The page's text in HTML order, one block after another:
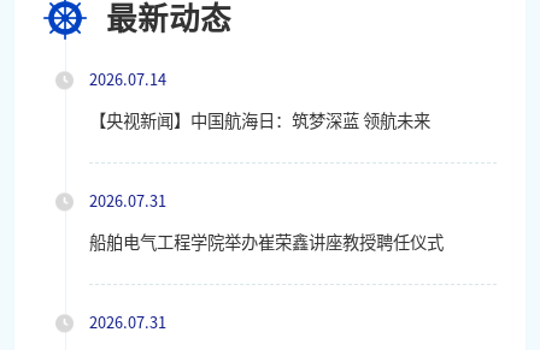
最新动态
2026.07.14
【央视新闻】中国航海日：筑梦深蓝 领航未来
2026.07.31
船舶电气工程学院举办崔荣鑫讲座教授聘任仪式
2026.07.31